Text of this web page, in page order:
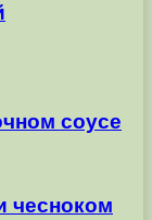
соусе
чесноком